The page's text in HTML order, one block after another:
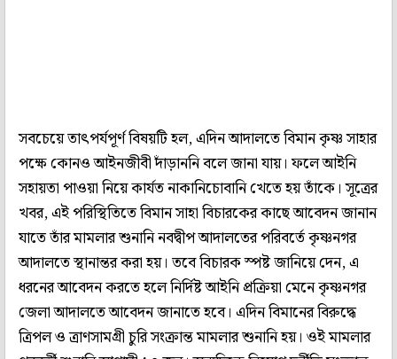
সবচেয়ে তাৎপর্যপূর্ণ বিষয়টি হল, এদিন আদালতে বিমান কৃষ্ণ সাহার
পক্ষে কোনও আইনজীবী দাঁড়াননি বলে জানা যায়। ফলে আইনি
সহায়তা পাওয়া নিয়ে কার্যত নাকানিচোবানি খেতে হয় তাঁকে। সূত্রের
খবর, এই পরিস্থিতিতে বিমান সাহা বিচারকের কাছে আবেদন জানান
যাতে তাঁর মামলার শুনানি নবদ্বীপ আদালতের পরিবর্তে কৃষ্ণনগর
আদালতে স্থানান্তর করা হয়। তবে বিচারক স্পষ্ট জানিয়ে দেন, এ
ধরনের আবেদন করতে হলে নির্দিষ্ট আইনি প্রক্রিয়া মেনে কৃষ্ণনগর
জেলা আদালতে আবেদন জানাতে হবে। এদিন বিমানের বিরুদ্ধে
ত্রিপল ও ত্রাণসামগ্রী চুরি সংক্রান্ত মামলার শুনানি হয়। ওই মামলার